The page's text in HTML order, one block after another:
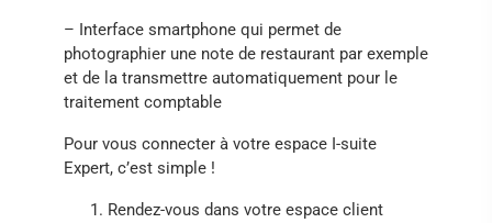
– Interface smartphone qui permet de
photographier une note de restaurant par exemple
et de la transmettre automatiquement pour le
traitement comptable
Pour vous connecter à votre espace I-suite
Expert, c’est simple !
Rendez-vous dans votre espace client